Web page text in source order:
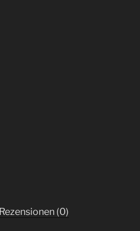
Rezensionen (0)